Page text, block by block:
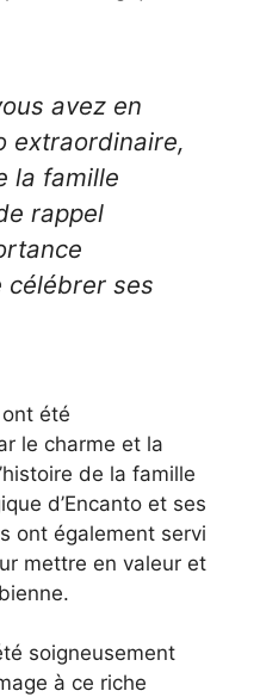
avez en
extraordinaire,
la famille
rappel
célébrer ses
été
le charme et la
de la famille
d’Encanto et ses
ont également servi
mettre en valeur et
soigneusement
à ce riche